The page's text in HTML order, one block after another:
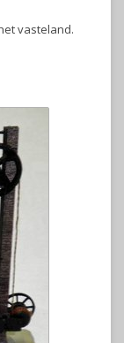
vasteland.